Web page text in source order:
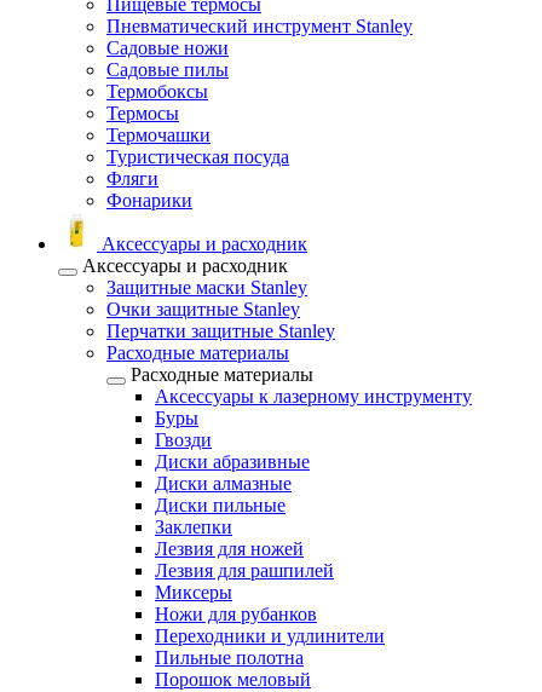
Пищевые термосы
Пневматический инструмент Stanley
Садовые ножи
Садовые пилы
Термобоксы
Термосы
Термочашки
Туристическая посуда
Фляги
Фонарики
Аксессуары и расходник
Аксессуары и расходник
Защитные маски Stanley
Очки защитные Stanley
Перчатки защитные Stanley
Расходные материалы
Расходные материалы
Аксессуары к лазерному инструменту
Буры
Гвозди
Диски абразивные
Диски алмазные
Диски пильные
Заклепки
Лезвия для ножей
Лезвия для рашпилей
Миксеры
Ножи для рубанков
Переходники и удлинители
Пильные полотна
Порошок меловый